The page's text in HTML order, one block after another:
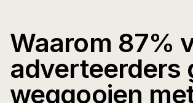
Waarom 87%
adverteerders
weggooien